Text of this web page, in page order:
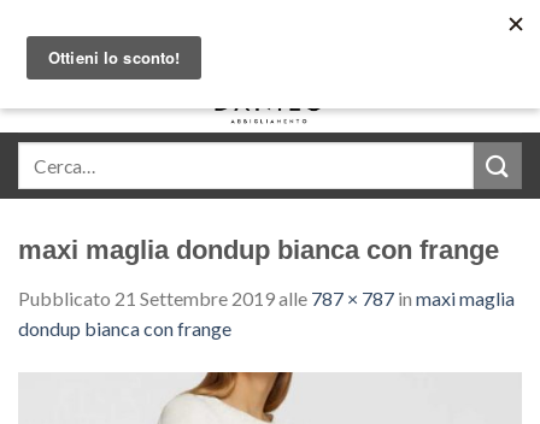
content
maxi maglia dondup bianca con frange
Pubblicato 21 Settembre 2019alle 787 × 787 in maxi maglia
dondup bianca con frange